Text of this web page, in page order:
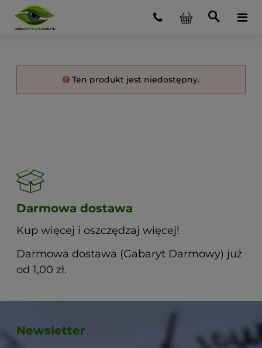
Ten produkt jest niedostępny.
Darmowa dostawa
Kup więcej i oszczędzaj więcej!
Darmowa dostawa (Gabaryt Darmowy) już
od 1,00 zł.
Newsletter